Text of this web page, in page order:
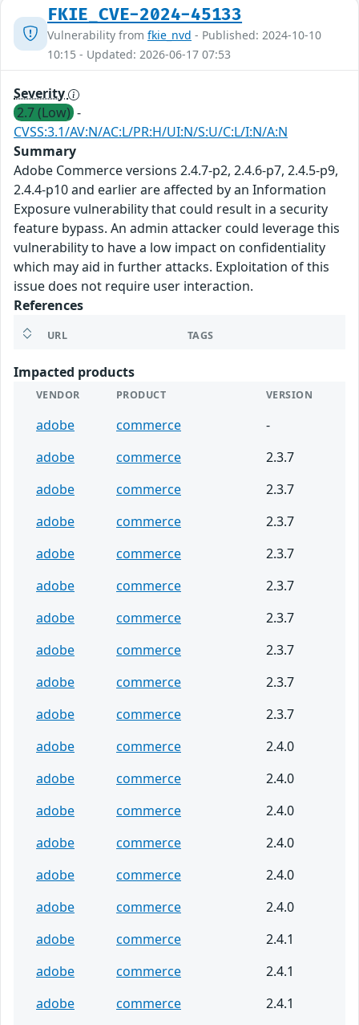
FKIE_CVE-2024-45133
Vulnerability from fkie_nvd - Published: 2024-10-10
10:15 - Updated: 2026-06-17 07:53
Severity
2.7 (Low) -
CVSS:3.1/AV:N/AC:L/PR:H/UI:N/S:U/C:L/I:N/A:N
Summary
Adobe Commerce versions 2.4.7-p2, 2.4.6-p7, 2.4.5-p9,
2.4.4-p10 and earlier are affected by an Information
Exposure vulnerability that could result in a security
feature bypass. An admin attacker could leverage this
vulnerability to have a low impact on confidentiality
which may aid in further attacks. Exploitation of this
issue does not require user interaction.
References
URL TAGS
Impacted products
VENDOR PRODUCT VERSION
adobe commerce
-
adobe
commerce
2.3.7
adobe
commerce
2.3.7
adobe
commerce
2.3.7
adobe
commerce
2.3.7
adobe
commerce
2.3.7
adobe
commerce
2.3.7
adobe
commerce
2.3.7
adobe
commerce
2.3.7
adobe
commerce
2.3.7
adobe
commerce
2.4.0
adobe
commerce
2.4.0
adobe
commerce
2.4.0
adobe
commerce
2.4.0
adobe
commerce
2.4.0
adobe
commerce
2.4.0
adobe
commerce
2.4.1
adobe
commerce
2.4.1
adobe
commerce 2.4.1